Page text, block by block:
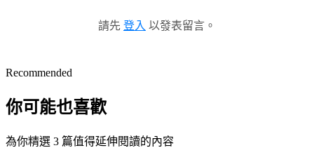
請先 登入 以發表留言。
Recommended
你可能也喜歡
為你精選 3 篇值得延伸閱讀的內容